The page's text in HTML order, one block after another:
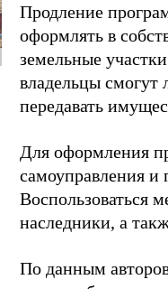
Продление
оформлять в
земельные
владельцы смогут
передавать
Для оформления
самоуправления и
Воспользоваться
наследники, а
По данным